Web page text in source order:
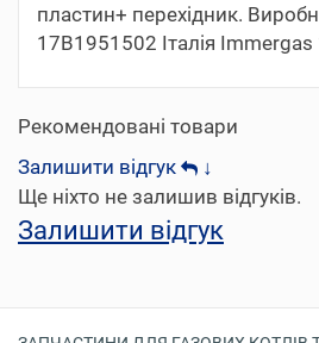
пластин+ перехідник.
17B1951502 Італія
Рекомендовані товари
Залишити відгук
↓
Ще ніхто не залишив відгуків.
Залишити відгук